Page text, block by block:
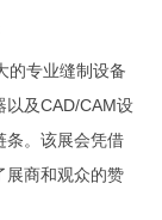
的专业缝制设备
以及CAD/CAM设
条。该展会凭借
展商和观众的赞